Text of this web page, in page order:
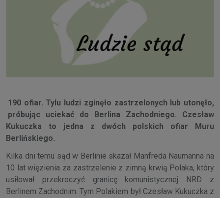
190 ofiar. Tylu ludzi zginęło zastrzelonych lub utonęło,
próbując uciekać do Berlina Zachodniego. Czesław
Kukuczka to jedna z dwóch polskich ofiar Muru
Berlińskiego.
Kilka dni temu sąd w Berlinie skazał Manfreda Naumanna na
10 lat więzienia za zastrzelenie z zimną krwią Polaka, który
usiłował przekroczyć granicę komunistycznej NRD z
Berlinem Zachodnim. Tym Polakiem był Czesław Kukuczka z